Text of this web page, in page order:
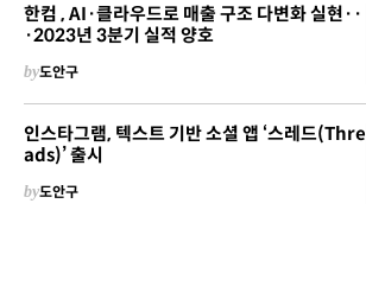
한컴 , AI·클라우드로 매출 구조 다변화 실현··
·2023년 3분기 실적 양호
by도안구
인스타그램, 텍스트 기반 소셜 앱 ‘스레드(Thre
ads)’ 출시
by도안구